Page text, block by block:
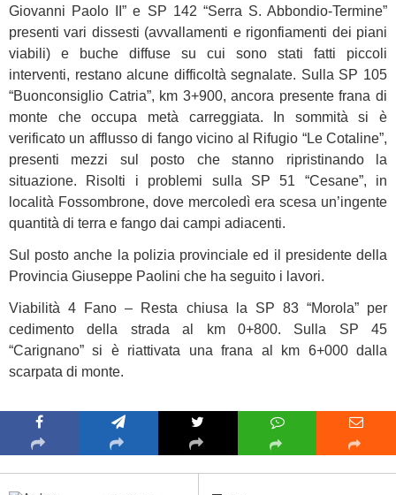
Giovanni Paolo II” e SP 142 “Serra S. Abbondio-Termine”
presenti vari dissesti (avvallamenti e rigonfiamenti dei piani
viabili) e buche diffuse su cui sono stati fatti piccoli
interventi, restano alcune difficoltà segnalate. Sulla SP 105
“Buonconsiglio Catria”, km 3+900, ancora presente frana di
monte che occupa metà carreggiata. In sommità si è
verificato un afflusso di fango vicino al Rifugio “Le Cotaline”,
presenti mezzi sul posto che stanno ripristinando la
situazione. Risolti i problemi sulla SP 51 “Cesane”, in
località Fossombrone, dove mercoledì era scesa un’ingente
quantità di terra e fango dai campi adiacenti.
Sul posto anche la polizia provinciale ed il presidente della
Provincia Giuseppe Paolini che ha seguito i lavori.
Viabilità 4 Fano – Resta chiusa la SP 83 “Morola” per
cedimento della strada al km 0+800. Sulla SP 45
“Carignano” si è riattivata una frana al km 6+000 dalla
scarpata di monte.